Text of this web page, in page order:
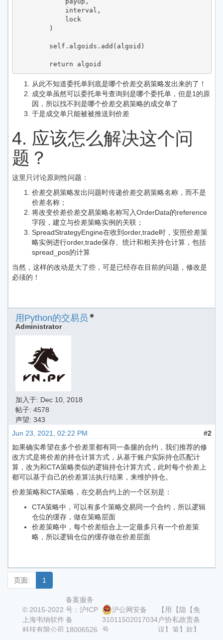
        return algoid
从此不知道委托单到底是哪个价差交易策略发出来的了！
成交单虽然可以委托单号查询到是哪个委托单，但是1的原
因，所以找不到是哪个价差交易策略的成交单了
于是成交单只能被被推送到价差
4. 应该怎么解决这个问
题？
这里只讨论原则性问题：
价差交易策略发出问题时传递价差交易策略名称，而不是
价差名称；
将改变价差价差交易策略名称写入OrderData的reference
字段，建立与价差策略实例的关联；
SpreadStrategyEngine在收到order,trade时，安照价差策
略实例进行order,trade保存、统计和相关持仓计算，包括
spread_pos的计算
当然，这样的改动是大了些，可是已经存在目前的问题，修改是
必须的！
用Python的交易员
Administrator
加入于: Dec 10, 2018
帖子: 4578
声望: 343
Jun 23, 2021, 02:22 PM
#2
如果确实希望在多个价差里都有同一条腿的合约，我们推荐的修
改方式是将价差的持仓计算方式，从基于账户实际持仓匹配计
算，改为和CTA策略类似的逻辑持仓计算方式，此时每个价差上
都可以基于自己的价差算法执行结果，来维护持仓。
价差策略和CTA策略，在交易合约上的一个区别是：
CTA策略中，可以有多个策略交易同一个合约，所以逻辑
仓位的缓存，做在策略层面
价差策略中，每个价差组合上一定最多只有一个价差策
略，所以逻辑仓位的缓存做在价差层面
页面: 1
© 2015-2022
上海韦纳软件
科技有限公司
备案服务
号：沪ICP
备
18006526
沪公网安备
31011502017034
号
【用
户协
议】
【隐
私政
策】
【免
责条
款】